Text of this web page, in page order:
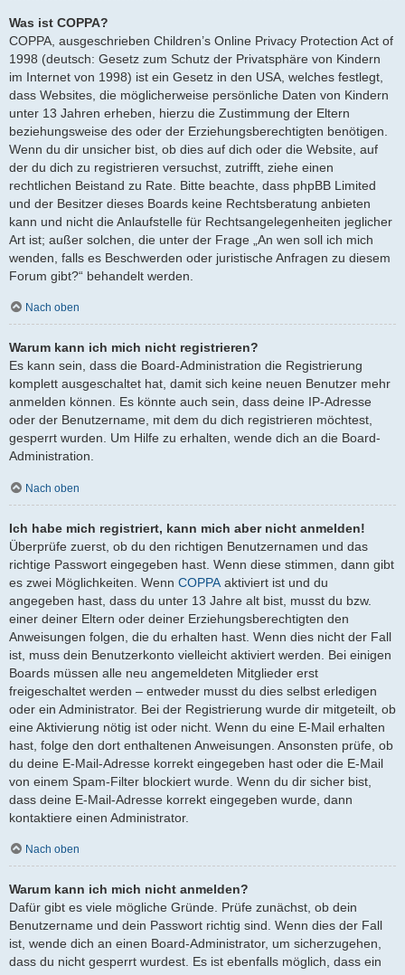
Was ist COPPA?
COPPA, ausgeschrieben Children’s Online Privacy Protection Act of
1998 (deutsch: Gesetz zum Schutz der Privatsphäre von Kindern
im Internet von 1998) ist ein Gesetz in den USA, welches festlegt,
dass Websites, die möglicherweise persönliche Daten von Kindern
unter 13 Jahren erheben, hierzu die Zustimmung der Eltern
beziehungsweise des oder der Erziehungsberechtigten benötigen.
Wenn du dir unsicher bist, ob dies auf dich oder die Website, auf
der du dich zu registrieren versuchst, zutrifft, ziehe einen
rechtlichen Beistand zu Rate. Bitte beachte, dass phpBB Limited
und der Besitzer dieses Boards keine Rechtsberatung anbieten
kann und nicht die Anlaufstelle für Rechtsangelegenheiten jeglicher
Art ist; außer solchen, die unter der Frage „An wen soll ich mich
wenden, falls es Beschwerden oder juristische Anfragen zu diesem
Forum gibt?“ behandelt werden.
Nach oben
Warum kann ich mich nicht registrieren?
Es kann sein, dass die Board-Administration die Registrierung
komplett ausgeschaltet hat, damit sich keine neuen Benutzer mehr
anmelden können. Es könnte auch sein, dass deine IP-Adresse
oder der Benutzername, mit dem du dich registrieren möchtest,
gesperrt wurden. Um Hilfe zu erhalten, wende dich an die Board-
Administration.
Nach oben
Ich habe mich registriert, kann mich aber nicht anmelden!
Überprüfe zuerst, ob du den richtigen Benutzernamen und das
richtige Passwort eingegeben hast. Wenn diese stimmen, dann gibt
es zwei Möglichkeiten. Wenn COPPA aktiviert ist und du
angegeben hast, dass du unter 13 Jahre alt bist, musst du bzw.
einer deiner Eltern oder deiner Erziehungsberechtigten den
Anweisungen folgen, die du erhalten hast. Wenn dies nicht der Fall
ist, muss dein Benutzerkonto vielleicht aktiviert werden. Bei einigen
Boards müssen alle neu angemeldeten Mitglieder erst
freigeschaltet werden – entweder musst du dies selbst erledigen
oder ein Administrator. Bei der Registrierung wurde dir mitgeteilt, ob
eine Aktivierung nötig ist oder nicht. Wenn du eine E-Mail erhalten
hast, folge den dort enthaltenen Anweisungen. Ansonsten prüfe, ob
du deine E-Mail-Adresse korrekt eingegeben hast oder die E-Mail
von einem Spam-Filter blockiert wurde. Wenn du dir sicher bist,
dass deine E-Mail-Adresse korrekt eingegeben wurde, dann
kontaktiere einen Administrator.
Nach oben
Warum kann ich mich nicht anmelden?
Dafür gibt es viele mögliche Gründe. Prüfe zunächst, ob dein
Benutzername und dein Passwort richtig sind. Wenn dies der Fall
ist, wende dich an einen Board-Administrator, um sicherzugehen,
dass du nicht gesperrt wurdest. Es ist ebenfalls möglich, dass ein